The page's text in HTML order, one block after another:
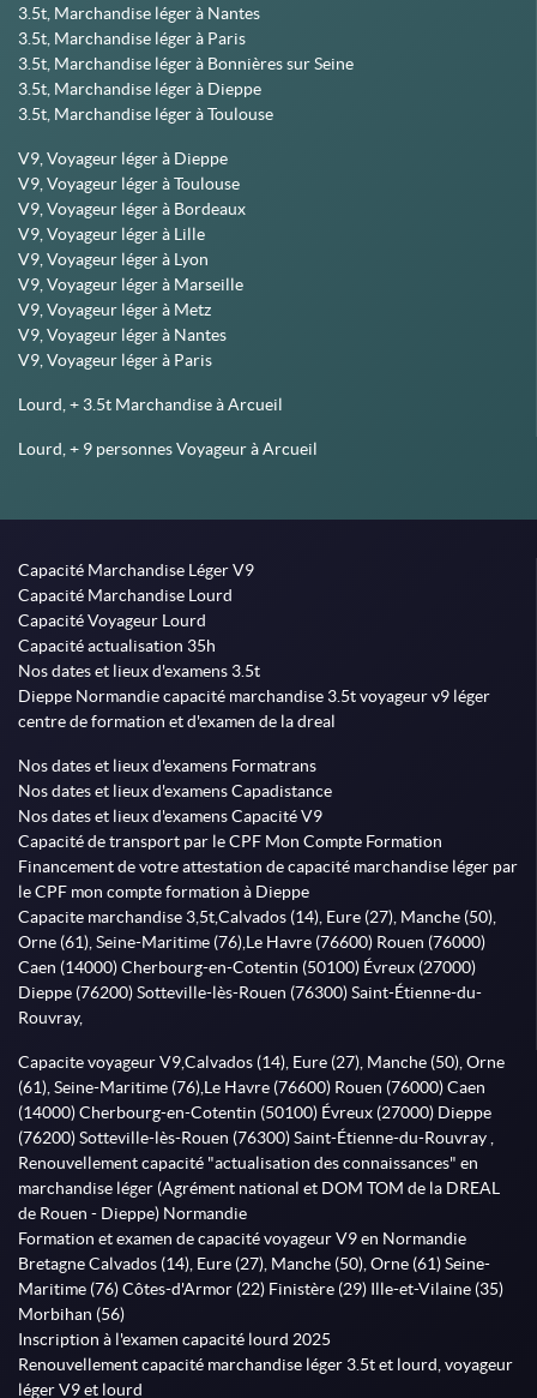
3.5t, Marchandise léger à Nantes
3.5t, Marchandise léger à Paris
3.5t, Marchandise léger à Bonnières sur Seine
3.5t, Marchandise léger à Dieppe
3.5t, Marchandise léger à Toulouse
V9, Voyageur léger à Dieppe
V9, Voyageur léger à Toulouse
V9, Voyageur léger à Bordeaux
V9, Voyageur léger à Lille
V9, Voyageur léger à Lyon
V9, Voyageur léger à Marseille
V9, Voyageur léger à Metz
V9, Voyageur léger à Nantes
V9, Voyageur léger à Paris
Lourd, + 3.5t Marchandise à Arcueil
Lourd, + 9 personnes Voyageur à Arcueil
Capacité Marchandise Léger V9
Capacité Marchandise Lourd
Capacité Voyageur Lourd
Capacité actualisation 35h
Nos dates et lieux d'examens 3.5t
Dieppe Normandie capacité marchandise 3.5t voyageur v9 léger
centre de formation et d'examen de la dreal
Nos dates et lieux d'examens Formatrans
Nos dates et lieux d'examens Capadistance
Nos dates et lieux d'examens Capacité V9
Capacité de transport par le CPF Mon Compte Formation
Financement de votre attestation de capacité marchandise léger par
le CPF mon compte formation à Dieppe
Capacite marchandise 3,5t,Calvados (14), Eure (27), Manche (50),
Orne (61), Seine-Maritime (76),Le Havre (76600) Rouen (76000)
Caen (14000) Cherbourg-en-Cotentin (50100) Évreux (27000)
Dieppe (76200) Sotteville-lès-Rouen (76300) Saint-Étienne-du-
Rouvray,
Capacite voyageur V9,Calvados (14), Eure (27), Manche (50), Orne
(61), Seine-Maritime (76),Le Havre (76600) Rouen (76000) Caen
(14000) Cherbourg-en-Cotentin (50100) Évreux (27000) Dieppe
(76200) Sotteville-lès-Rouen (76300) Saint-Étienne-du-Rouvray ,
Renouvellement capacité "actualisation des connaissances" en
marchandise léger (Agrément national et DOM TOM de la DREAL
de Rouen - Dieppe) Normandie
Formation et examen de capacité voyageur V9 en Normandie
Bretagne Calvados (14), Eure (27), Manche (50), Orne (61) Seine-
Maritime (76) Côtes-d'Armor (22) Finistère (29) Ille-et-Vilaine (35)
Morbihan (56)
Inscription à l'examen capacité lourd 2025
Renouvellement capacité marchandise léger 3.5t et lourd, voyageur
léger V9 et lourd